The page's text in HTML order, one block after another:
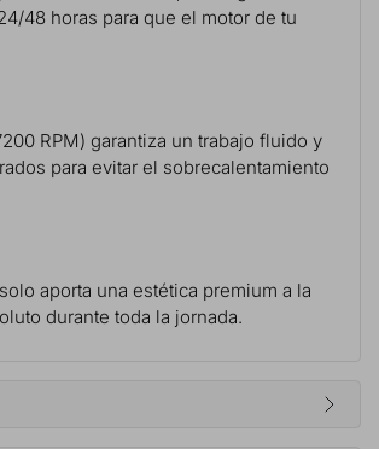
48 horas para que el motor de tu
RPM) garantiza un trabajo fluido y
para evitar el sobrecalentamiento
aporta una estética premium a la
durante toda la jornada.